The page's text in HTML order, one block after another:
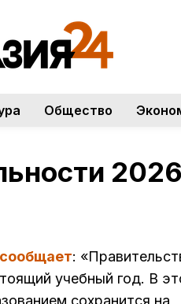
Общество
сообщает:
учебный год. В
сохранится на